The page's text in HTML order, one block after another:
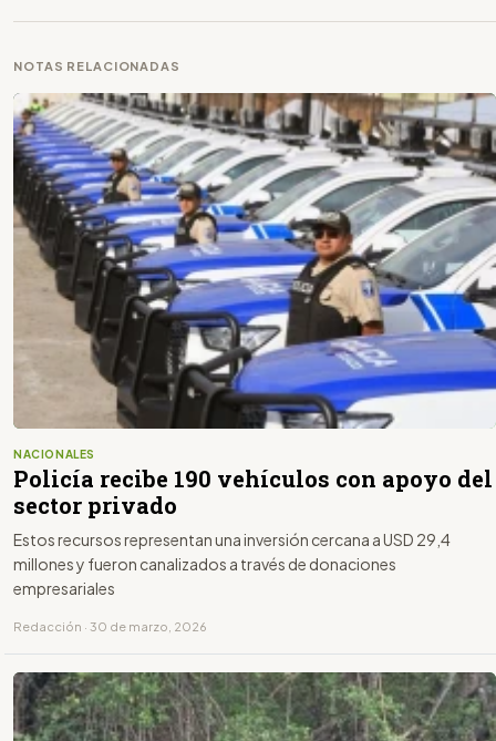
NOTAS RELACIONADAS
NACIONALES
Policía recibe 190 vehículos con apoyo del
sector privado
Estos recursos representan una inversión cercana a USD 29,4
millones y fueron canalizados a través de donaciones
empresariales
Redacción · 30 de marzo, 2026